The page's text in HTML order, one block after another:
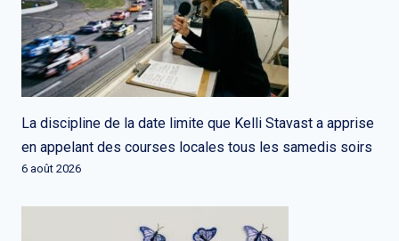
La discipline de la date limite que Kelli Stavast a apprise
en appelant des courses locales tous les samedis soirs
6 août 2026